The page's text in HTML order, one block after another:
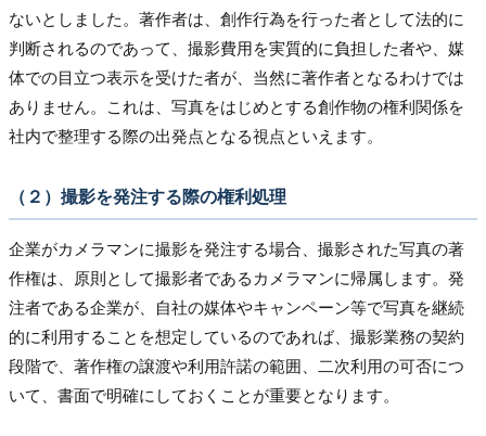
ないとしました。著作者は、創作行為を行った者として法的に
判断されるのであって、撮影費用を実質的に負担した者や、媒
体での目立つ表示を受けた者が、当然に著作者となるわけでは
ありません。これは、写真をはじめとする創作物の権利関係を
社内で整理する際の出発点となる視点といえます。
（２）撮影を発注する際の権利処理
企業がカメラマンに撮影を発注する場合、撮影された写真の著
作権は、原則として撮影者であるカメラマンに帰属します。発
注者である企業が、自社の媒体やキャンペーン等で写真を継続
的に利用することを想定しているのであれば、撮影業務の契約
段階で、著作権の譲渡や利用許諾の範囲、二次利用の可否につ
いて、書面で明確にしておくことが重要となります。